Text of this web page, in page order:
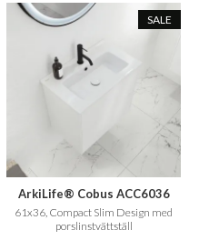
SALE
ArkiLife® Cobus ACC6036
61x36, Compact Slim Design med
porslinstvättställ